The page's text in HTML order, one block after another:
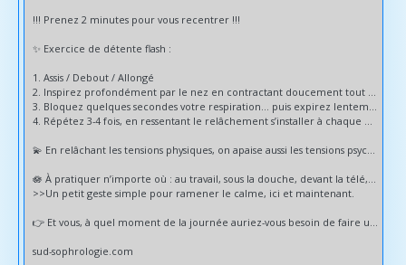
!!! Prenez 2 minutes pour vous recentrer !!!
✨ Exercice de détente flash :
1. Assis / Debout / Allongé
2. Inspirez profondément par le nez en contractant doucement tout votre corps (poings serrés, épaules relevées, jambes tendues, front froncé...).
3. Bloquez quelques secondes votre respiration… puis expirez lentement par la bouche en relâchant tout.
4. Répétez 3-4 fois, en ressentant le relâchement s’installer à chaque expiration.
💫 En relâchant les tensions physiques, on apaise aussi les tensions psychiques.
🪷 À pratiquer n’importe où : au travail, sous la douche, devant la télé, ou avant de dormir.
>>Un petit geste simple pour ramener le calme, ici et maintenant.
👉 Et vous, à quel moment de la journée auriez-vous besoin de faire une pause comme celle-ci ?
sud-sophrologie.com